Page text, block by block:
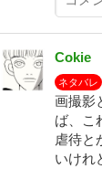
Cokie
ネタバレ
画撮影
ば、こ
虐待と
いけれ